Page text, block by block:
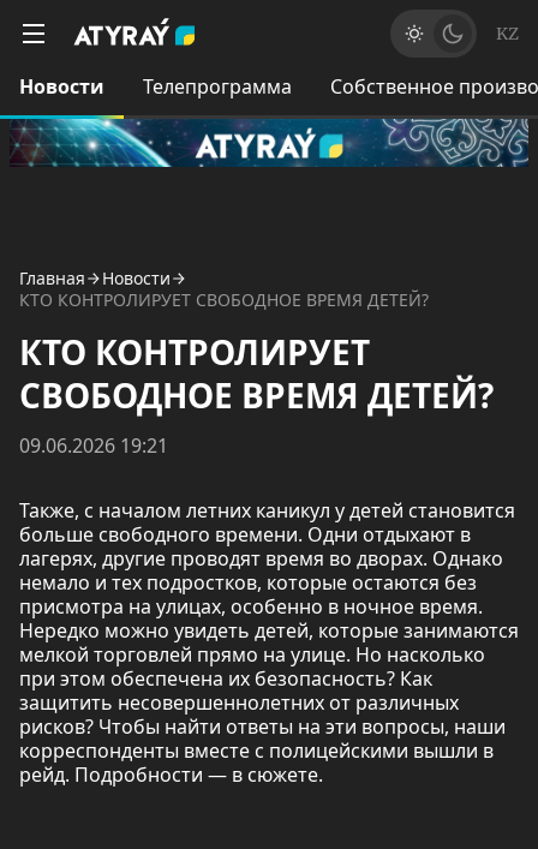
KZ
Новости Телепрограмма Собственное
Главная
Новости
КТО КОНТРОЛИРУЕТ СВОБОДНОЕ ВРЕМЯ ДЕТЕЙ?
КТО КОНТРОЛИРУЕТ
СВОБОДНОЕ ВРЕМЯ ДЕТЕЙ?
09.06.2026 19:21
Также, с началом летних каникул у детей становится
больше свободного времени. Одни отдыхают в
лагерях, другие проводят время во дворах. Однако
немало и тех подростков, которые остаются без
присмотра на улицах, особенно в ночное время.
Нередко можно увидеть детей, которые занимаются
мелкой торговлей прямо на улице. Но насколько
при этом обеспечена их безопасность? Как
защитить несовершеннолетних от различных
рисков? Чтобы найти ответы на эти вопросы, наши
корреспонденты вместе с полицейскими вышли в
рейд. Подробности — в сюжете.